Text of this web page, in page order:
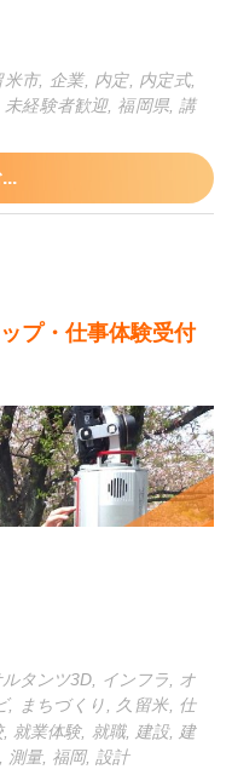
葉が述べられ、内定者の
ました。
講話や自己紹介ミニゲー
員との親睦を深めまし
し、美味しいお料理とざ
米市, 企業, 内定, 内定式,
未経験者歓迎, 福岡県,講
プ・仕事体験受付
タンツ3D, インフラ, オ
, まちづくり, 久留米, 仕
, 就業体験, 就職, 建設, 建
, 測量, 福岡, 設計